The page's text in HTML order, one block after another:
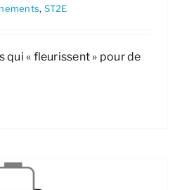
, ST2E
qui « fleurissent » pour de